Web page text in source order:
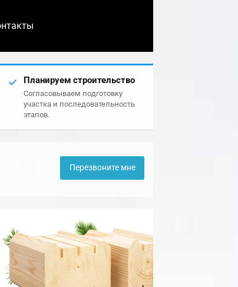
Планируем строительство
Согласовываем подготовку
участка и последовательность
этапов.
Перезвоните мне